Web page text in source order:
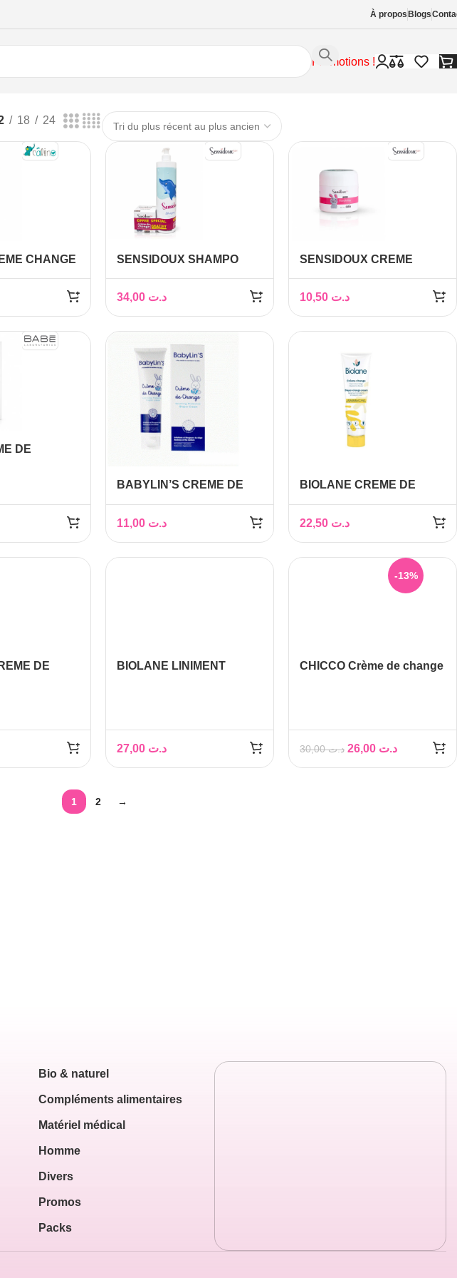
À propos Blogs
Promotions !
18 24
CHANGE
SENSIDOUX SHAMPO
CHANGE GRATUIT
د.ت
SENSIDOUX CREME
د.ت
DE
BABYLIN’S CREME DE
د.ت
BIOLANE CREME DE
د.ت
DE
BIOLANE LINIMENT
د.ت
-13%
CHICCO Crème de change
د.ت30,00 د.ت
1 2 →
Bio & naturel
Compléments alimentaires
Matériel médical
Homme
Divers
Promos
Packs